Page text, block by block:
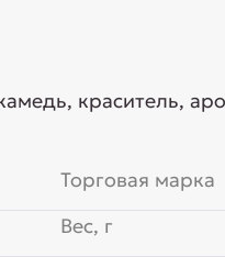
краситель,
Торговая марка
Вес, г